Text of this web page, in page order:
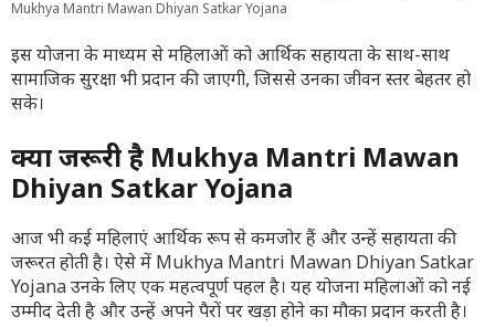
Mukhya Mantri Mawan Dhiyan Satkar Yojana
इस योजना के माध्यम से महिलाओं को आर्थिक सहायता के साथ-साथ
सामाजिक सुरक्षा भी प्रदान की जाएगी, जिससे उनका जीवन स्तर बेहतर हो
सके।
क्यों जरूरी है Mukhya Mantri Mawan
Dhiyan Satkar Yojana
आज भी कई महिलाएं आर्थिक रूप से कमजोर हैं और उन्हें सहायता की
जरूरत होती है। ऐसे में Mukhya Mantri Mawan Dhiyan Satkar
Yojana उनके लिए एक महत्वपूर्ण पहल है। यह योजना महिलाओं को नई
उम्मीद देती है और उन्हें अपने पैरों पर खड़ा होने का मौका प्रदान करती है।